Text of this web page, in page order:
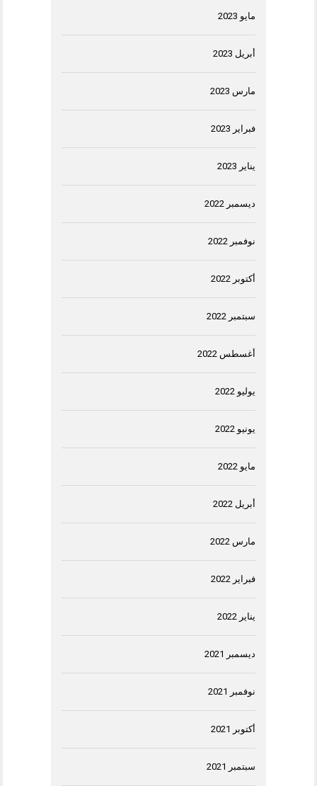
مايو 2023
أبريل 2023
مارس 2023
فبراير 2023
يناير 2023
ديسمبر 2022
نوفمبر 2022
أكتوبر 2022
سبتمبر 2022
أغسطس 2022
يوليو 2022
يونيو 2022
مايو 2022
أبريل 2022
مارس 2022
فبراير 2022
يناير 2022
ديسمبر 2021
نوفمبر 2021
أكتوبر 2021
سبتمبر 2021